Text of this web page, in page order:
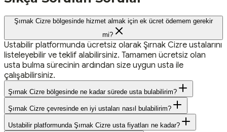
Şırnak Cizre bölgesinde hizmet almak için ek ücret ödemem gerekir
mi?
Ustabilir platformunda ücretsiz olarak Şırnak Cizre ustalarını
listeleyebilir ve teklif alabilirsiniz. Tamamen ücretsiz olan
usta bulma sürecinin ardından size uygun usta ile
çalışabilirsiniz.
Şırnak Cizre bölgesinde ne kadar sürede usta bulabilirim?
Şırnak Cizre çevresinde en iyi ustaları nasıl bulabilirim?
Ustabilir platformunda Şırnak Cizre usta fiyatları ne kadar?